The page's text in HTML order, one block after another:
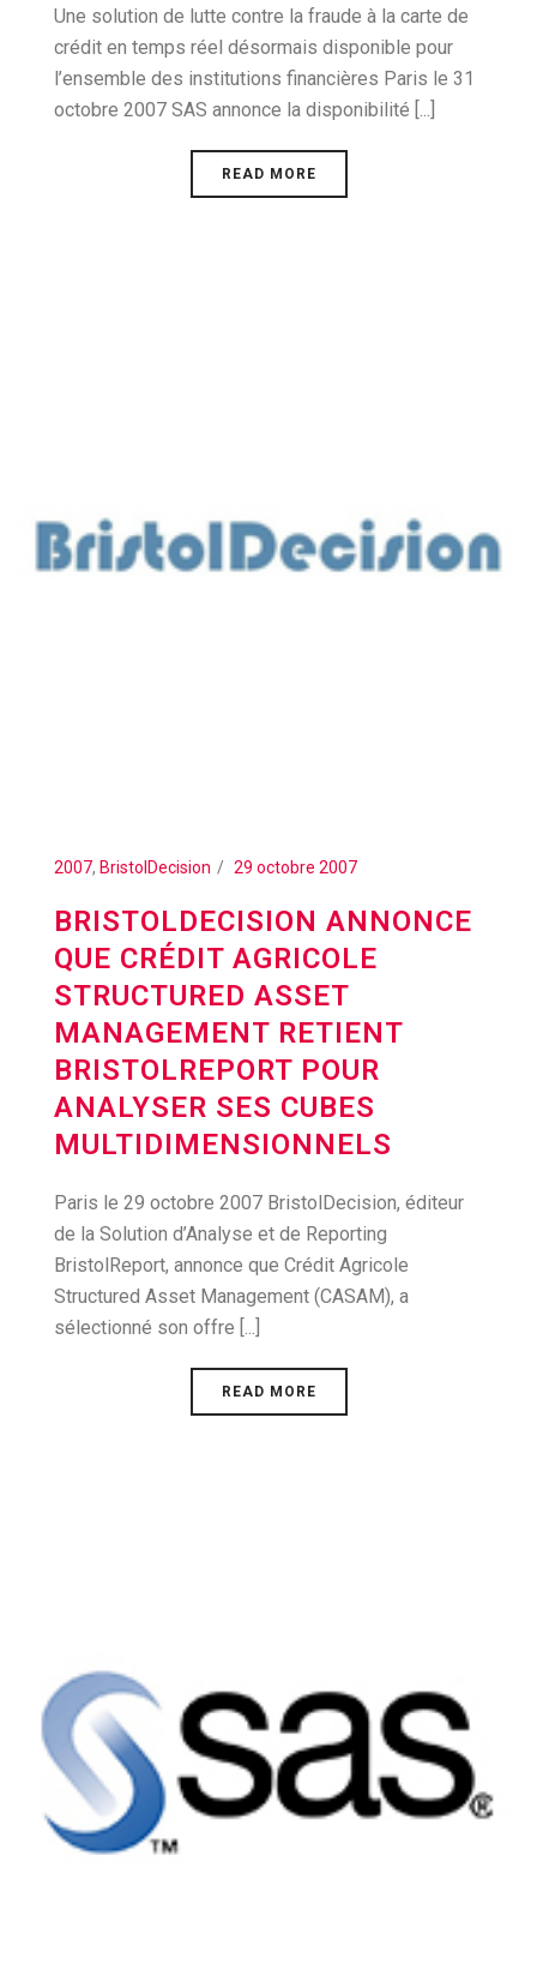
Une solution de lutte contre la fraude à la carte de
crédit en temps réel désormais disponible pour
l’ensemble des institutions financières Paris le 31
octobre 2007 SAS annonce la disponibilité [...]
READ MORE
2007, BristolDecision 29 octobre 2007
BRISTOLDECISION ANNONCE
QUE CRÉDIT AGRICOLE
STRUCTURED ASSET
MANAGEMENT RETIENT
BRISTOLREPORT POUR
ANALYSER SES CUBES
MULTIDIMENSIONNELS
Paris le 29 octobre 2007 BristolDecision, éditeur
de la Solution d’Analyse et de Reporting
BristolReport, annonce que Crédit Agricole
Structured Asset Management (CASAM), a
sélectionné son offre [...]
READ MORE